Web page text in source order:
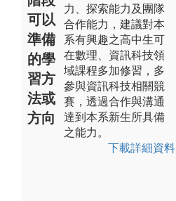
可以
準備
的學
習方
法或
方向
力、探索能力及團隊
合作能力，建議對本
系有興趣之高中生可
在數理、資訊科技領
域課程多加修習，多
參與資訊科技相關競
賽，透過合作與溝通
達到本系新生所具備
之能力。
下載詳細資料